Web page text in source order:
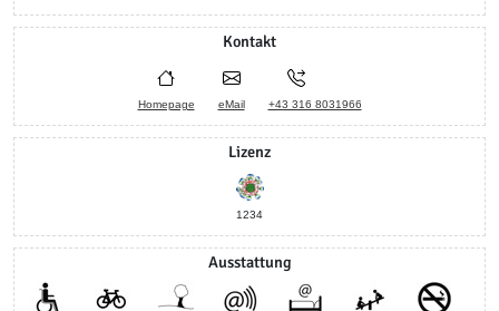
Kontakt
Homepage eMail +43 316 8031966
Lizenz
1234
Ausstattung